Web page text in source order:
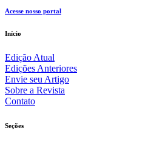
Acesse nosso portal
Início
Edição Atual
Edições Anteriores
Envie seu Artigo
Sobre a Revista
Contato
Seções